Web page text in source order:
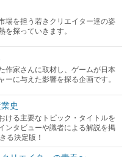
場を担う若きクリエイター達の姿
探っていきます。
作家さんに取材し、ゲームが日本
に与えた影響を探る企画です。
史
ける主要なトピック・タイトルを
ンタビューや識者による解説を掲
る決定版！